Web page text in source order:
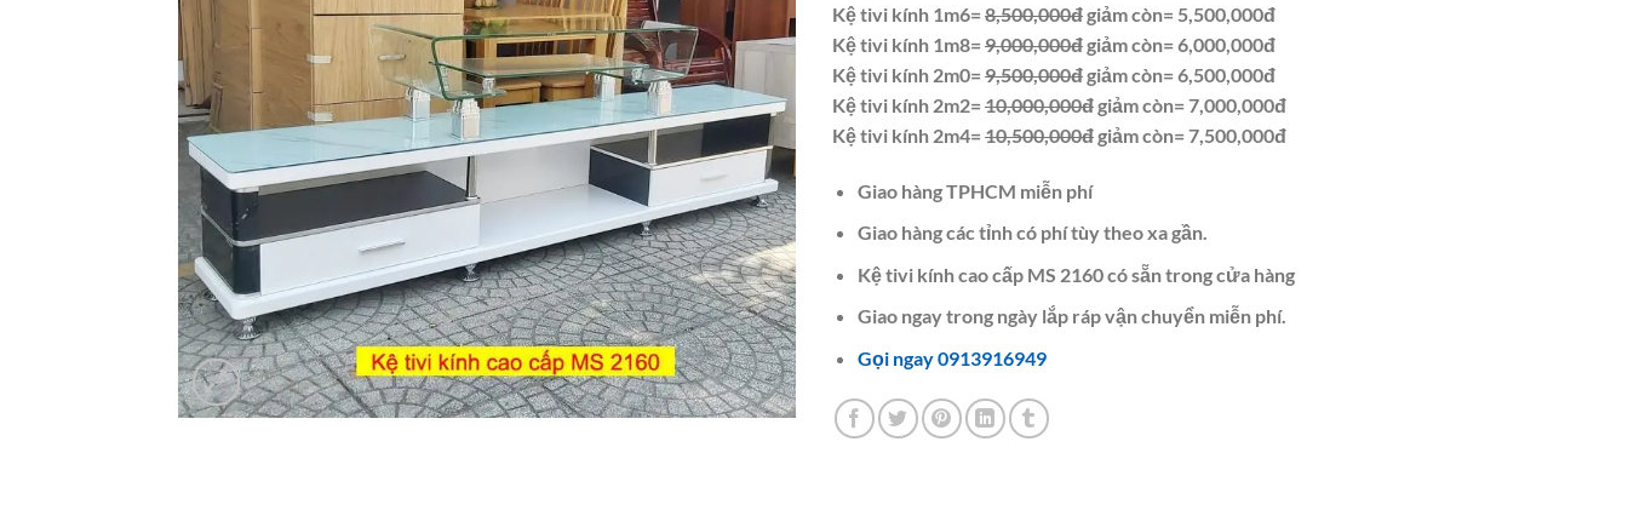
10,500,000₫.
là:
7,500,000₫.
Kệ tivi kính 1m6=8,500,000đgiảm còn= 5,500,000đ
Kệ tivi kính 1m8=9,000,000đgiảm còn= 6,000,000đ
Kệ tivi kính 2m0=9,500,000đgiảm còn= 6,500,000đ
Kệ tivi kính 2m2=10,000,000đgiảm còn= 7,000,000đ
Kệ tivi kính 2m4=10,500,000đgiảm còn= 7,500,000đ
Giao hàng TPHCM miễn phí
Giao hàng các tỉnh có phí tùy theo xa gần.
Kệ tivi kính cao cấp MS 2160 có sẵn trong cửa hàng
Giao ngay trong ngày lắp ráp vận chuyển miễn phí.
Gọi ngay 0913916949